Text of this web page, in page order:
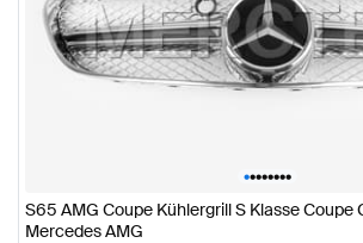
••••••••
S65 AMG Coupe Kühlergrill S Klasse Coupe
Mercedes AMG